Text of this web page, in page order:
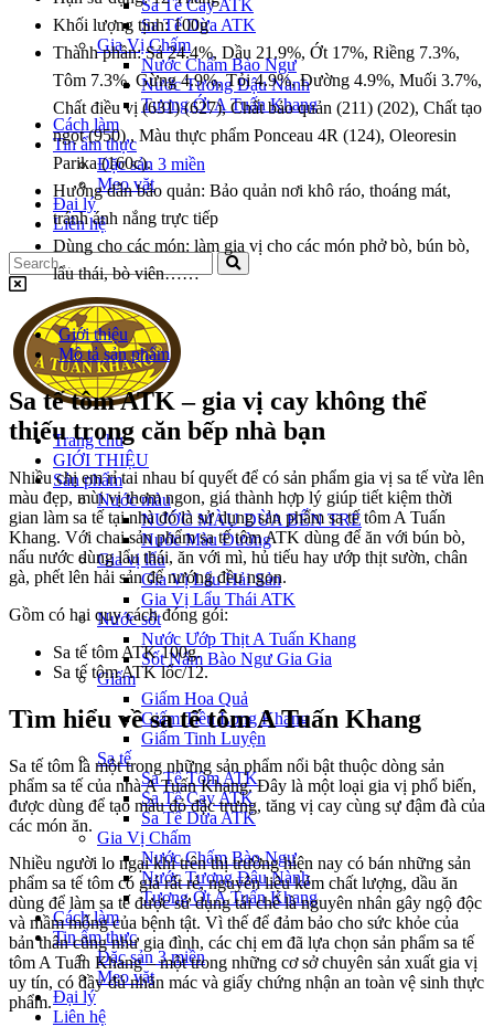
Sa Tế Cay ATK
Sa Tế Dừa ATK
Gia Vị Chấm
Nước Chấm Bào Ngư
Nước Tương Đậu Nành
Tương Ớt A Tuấn Khang
Cách làm
Tin ẩm thực
Đặc sản 3 miền
Mẹo vặt
Đại lý
Liên hệ
Trang chủ
GIỚI THIỆU
Sản phẩm
Nước màu
NƯỚC MÀU DỪA BẾN TRE
Nước Màu Đường
Gia vị lẩu
Gia Vị Lẩu Hải Sản
Gia Vị Lẩu Thái ATK
Nước sốt
Nước Ướp Thịt A Tuấn Khang
Sốt Nấm Bào Ngư Gia Gia
Giấm
Giấm Hoa Quả
Giấm Tiều Long Khang
Giấm Tinh Luyện
Sa tế
Sa Tế Tôm ATK
Sa Tế Cay ATK
Sa Tế Dừa ATK
Gia Vị Chấm
Nước Chấm Bào Ngư
Nước Tương Đậu Nành
Tương Ớt A Tuấn Khang
Cách làm
Tin ẩm thực
Đặc sản 3 miền
Mẹo vặt
Đại lý
Liên hệ
Khối lượng tịnh:100g
Thành phần:Sả 24.4%, Dầu 21.9%, Ớt 17%, Riềng 7.3%,
Tôm 7.3%, Gừng 4.9%, Tỏi 4.9%, Đường 4.9%, Muối 3.7%,
Chất điều vị (631) (627), Chất bảo quản (211) (202), Chất tạo
ngọt (950) , Màu thực phẩm Ponceau 4R (124), Oleoresin
Parika (160c).
Hướng dẫn bảo quản: Bảo quản nơi khô ráo, thoáng mát,
tránh ánh nắng trực tiếp
Dùng cho các món: làm gia vị cho các món phở bò, bún bò,
lẩu thái, bò viên……
Giới thiệu
Mô tả sản phẩm
Sa tế tôm ATK – gia vị cay không thể
thiếu trong căn bếp nhà bạn
Nhiều chị em rỉ tai nhau bí quyết để có sản phẩm gia vị sa tế vừa lên
màu đẹp, mùi vị thơm ngon, giá thành hợp lý giúp tiết kiệm thời
gian làm sa tế tại nhà đó là sử dụng sản phẩm sa tế tôm A Tuấn
Khang. Với chai sản phẩm sa tế tôm ATK dùng để ăn với bún bò,
nấu nước dùng lẩu thái, ăn với mì, hủ tiếu hay ướp thịt sườn, chân
gà, phết lên hải sản để nướng đều ngon.
Gồm có hai quy cách đóng gói:
Sa tế tôm ATK 100g.
Sa tế tôm ATK lốc/12.
Tìm hiểu về sa tế tôm A Tuấn Khang
Sa tế tôm là một trong những sản phẩm nổi bật thuộc dòng sản
phẩm sa tế của nhà A Tuấn Khang. Đây là một loại gia vị phổ biến,
được dùng để tạo màu đỏ đặc trưng, tăng vị cay cùng sự đậm đà của
các món ăn.
Nhiều người lo ngại khi trên thị trường hiện nay có bán những sản
phẩm sa tế tôm có giá rất rẻ, nguyên liệu kém chất lượng, dầu ăn
dùng để làm sa tế được sử dụng tái chế là nguyên nhân gây ngộ độc
và mầm mống của bệnh tật. Vì thế để đảm bảo cho sức khỏe của
bản thân cũng như gia đình, các chị em đã lựa chọn sản phẩm sa tế
tôm A Tuấn Khang – một trong những cơ sở chuyên sản xuất gia vị
uy tín, có đầy đủ nhãn mác và giấy chứng nhận an toàn vệ sinh thực
phẩm.